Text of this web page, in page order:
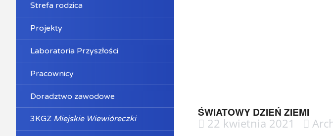
Strefa rodzica
Projekty
Laboratoria Przyszłości
Pracownicy
Doradztwo zawodowe
3KGZ Miejskie Wiewióreczki
ŚWIATOWY DZIEŃ ZIEMI
22 kwietnia 2021